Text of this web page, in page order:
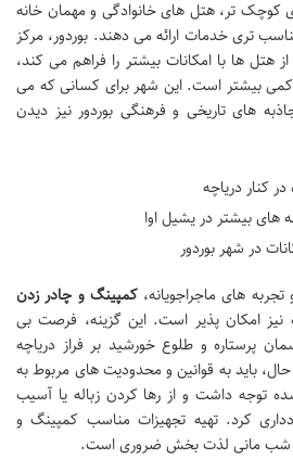
کوچک تر، هتل های خانوادگی و مهمان خانه
تری خدمات ارائه می دهند. بوردور، مرکز
هتل ها با امکانات بیشتر را فراهم می کند،
کمی بیشتر است. این شهر برای کسانی که می
های تاریخی و فرهنگی بوردور نیز دیدن
کنار دریاچه
های بیشتر در یشیل اوا
در شهر بوردور
های ماجراجویانه،کمپینگ و چادر زدن
نیز امکان پذیر است. این گزینه، فرصت بی
پرستاره و طلوع خورشید بر فراز دریاچه
باید به قوانین و محدودیت های مربوط به
توجه داشت و از رها کردن زباله یا آسیب
کرد. تهیه تجهیزات مناسب کمپینگ و
شب مانی لذت بخش ضروری است.